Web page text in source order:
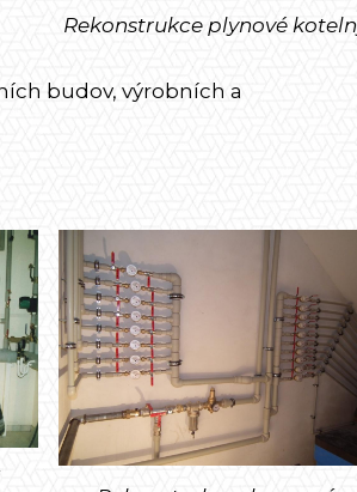
Rekonstrukce plynové
budov, výrobních a